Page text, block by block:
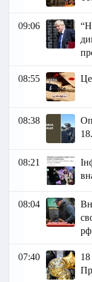
09:06
08:55
08:38
08:21
08:04
рф
07:40